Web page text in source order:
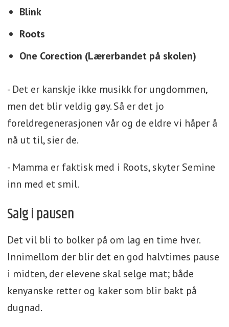
Blink
Roots
One Corection (Lærerbandet på skolen)
- Det er kanskje ikke musikk for ungdommen,
men det blir veldig gøy. Så er det jo
foreldregenerasjonen vår og de eldre vi håper å
nå ut til, sier de.
- Mamma er faktisk med i Roots, skyter Semine
inn med et smil.
Salg i pausen
Det vil bli to bolker på om lag en time hver.
Innimellom der blir det en god halvtimes pause
i midten, der elevene skal selge mat; både
kenyanske retter og kaker som blir bakt på
dugnad.